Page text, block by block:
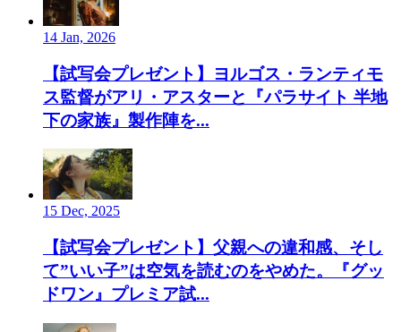
14 Jan, 2026
【試写会プレゼント】ヨルゴス・ランティモ
ス監督がアリ・アスターと『パラサイト 半地
下の家族』製作陣を...
15 Dec, 2025
【試写会プレゼント】父親への違和感、そし
て”いい子”は空気を読むのをやめた。『グッ
ドワン』プレミア試...